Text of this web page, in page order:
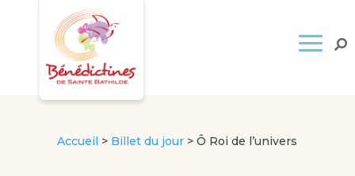
Accueil > Billet du jour >Ô Roi de l’univers